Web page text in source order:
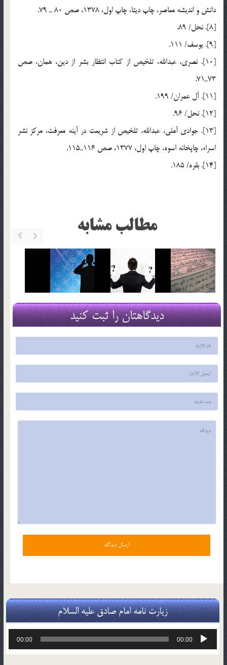
دانش و انديشه معاصر، چاپ ديتا، چاپ اول، 1378، صص 80 ـ 79.
[8]. نحل/ 89.
[9]. يوسف/ 111.
[10]. نصري، عبدالله، تلخيص از كتاب انتظار بشر از دين، همان، صص
73ـ71.
[11]. آل عمران/ 199.
[12]. نحل/ 96.
[13]. جوادي آملي، عبدالله، تلخيص از شريعت در آينه معرفت، مركز نشر
اسراء، چاپخانه اسوه، چاپ اول، 1377، صص 116ـ115.
[14]. بقره/ 185.
مطالب مشابه
دیدگاهتان را ثبت کنید
زیارت نامه امام صادق علیه السلام
پخش‌کننده
00:00
00:00